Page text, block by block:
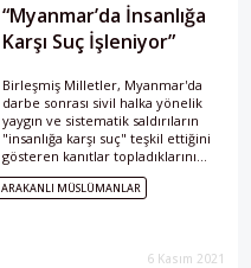
“Myanmar’da İnsanlığa
Karşı Suç İşleniyor”
Birleşmiş Milletler, Myanmar'da
darbe sonrası sivil halka yönelik
yaygın ve sistematik saldırıların
"insanlığa karşı suç" teşkil ettiğini
gösteren kanıtlar topladıklarını
açıkladı.
ARAKANLI MÜSLÜMANLAR
6 Kasım 2021